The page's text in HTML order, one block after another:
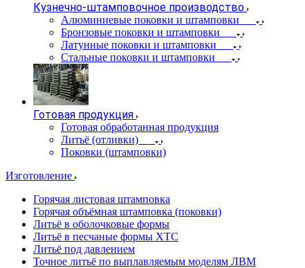
Кузнечно-штамповочное производство
Алюминиевые поковки и штамповки
Бронзовые поковки и штамповки
Латунные поковки и штамповки
Стальные поковки и штамповки
Готовая продукция
Готовая обработанная продукция
Литьё (отливки)
Поковки (штамповки)
Изготовление
Горячая листовая штамповка
Горячая объёмная штамповка (поковки)
Литьё в оболочковые формы
Литьё в песчаные формы ХТС
Литьё под давлением
Точное литьё по выплавляемым моделям ЛВМ